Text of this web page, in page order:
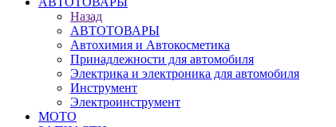
Назад
АВТОТОВАРЫ
Автохимия и Автокосметика
Принадлежности для автомобиля
Электрика и электроника для автомобиля
Инструмент
Электроинструмент
МОТО